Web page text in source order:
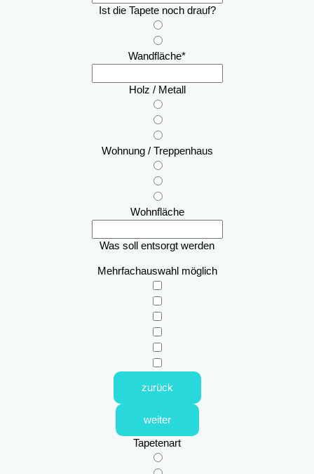
Ist die Tapete noch drauf?
Wandfläche*
Holz / Metall
Wohnung / Treppenhaus
Wohnfläche
Was soll entsorgt werden
Mehrfachauswahl möglich
zurück
weiter
Tapetenart